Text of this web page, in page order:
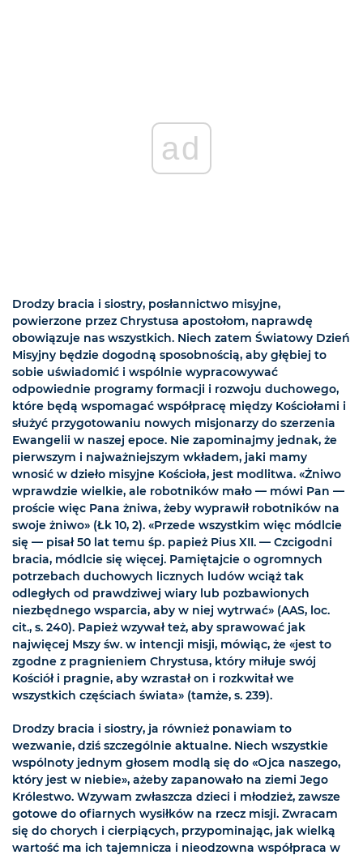
ad
Drodzy bracia i siostry, posłannictwo misyjne,
powierzone przez Chrystusa apostołom, naprawdę
obowiązuje nas wszystkich. Niech zatem Światowy Dzień
Misyjny będzie dogodną sposobnością, aby głębiej to
sobie uświadomić i wspólnie wypracowywać
odpowiednie programy formacji i rozwoju duchowego,
które będą wspomagać współpracę między Kościołami i
służyć przygotowaniu nowych misjonarzy do szerzenia
Ewangelii w naszej epoce. Nie zapominajmy jednak, że
pierwszym i najważniejszym wkładem, jaki mamy
wnosić w dzieło misyjne Kościoła, jest modlitwa. «Żniwo
wprawdzie wielkie, ale robotników mało — mówi Pan —
proście więc Pana żniwa, żeby wyprawił robotników na
swoje żniwo» (Łk 10, 2). «Przede wszystkim więc módlcie
się — pisał 50 lat temu śp. papież Pius XII. — Czcigodni
bracia, módlcie się więcej. Pamiętajcie o ogromnych
potrzebach duchowych licznych ludów wciąż tak
odległych od prawdziwej wiary lub pozbawionych
niezbędnego wsparcia, aby w niej wytrwać» (AAS, loc.
cit., s. 240). Papież wzywał też, aby sprawować jak
najwięcej Mszy św. w intencji misji, mówiąc, że «jest to
zgodne z pragnieniem Chrystusa, który miłuje swój
Kościół i pragnie, aby wzrastał on i rozkwitał we
wszystkich częściach świata» (tamże, s. 239).
Drodzy bracia i siostry, ja również ponawiam to
wezwanie, dziś szczególnie aktualne. Niech wszystkie
wspólnoty jednym głosem modlą się do «Ojca naszego,
który jest w niebie», ażeby zapanowało na ziemi Jego
Królestwo. Wzywam zwłaszcza dzieci i młodzież, zawsze
gotowe do ofiarnych wysiłków na rzecz misji. Zwracam
się do chorych i cierpiących, przypominając, jak wielką
wartość ma ich tajemnicza i nieodzowna współpraca w